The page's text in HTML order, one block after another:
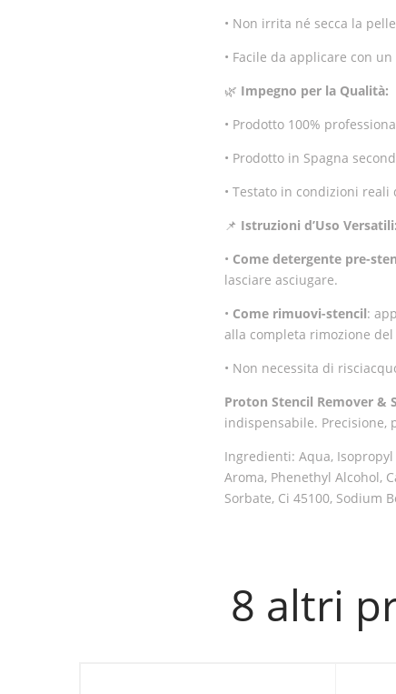
• Non irrita né secca la
• Facile da applicare con
🌿 Impegno per la Qualità:
• Prodotto 100%
• Prodotto in Spagna
• Testato in condizioni
📌 Istruzioni d’Uso Versatili:
• Come detergente pre-
lasciare asciugare.
• Come rimuovi-stencil:
alla completa rimozione del
• Non necessita di
Proton Stencil Remover &
indispensabile.
Ingredienti: Aqua, Isopropyl
Aroma, Phenethyl Alcohol,
Sorbate, Ci 45100, Sodium
8 altri